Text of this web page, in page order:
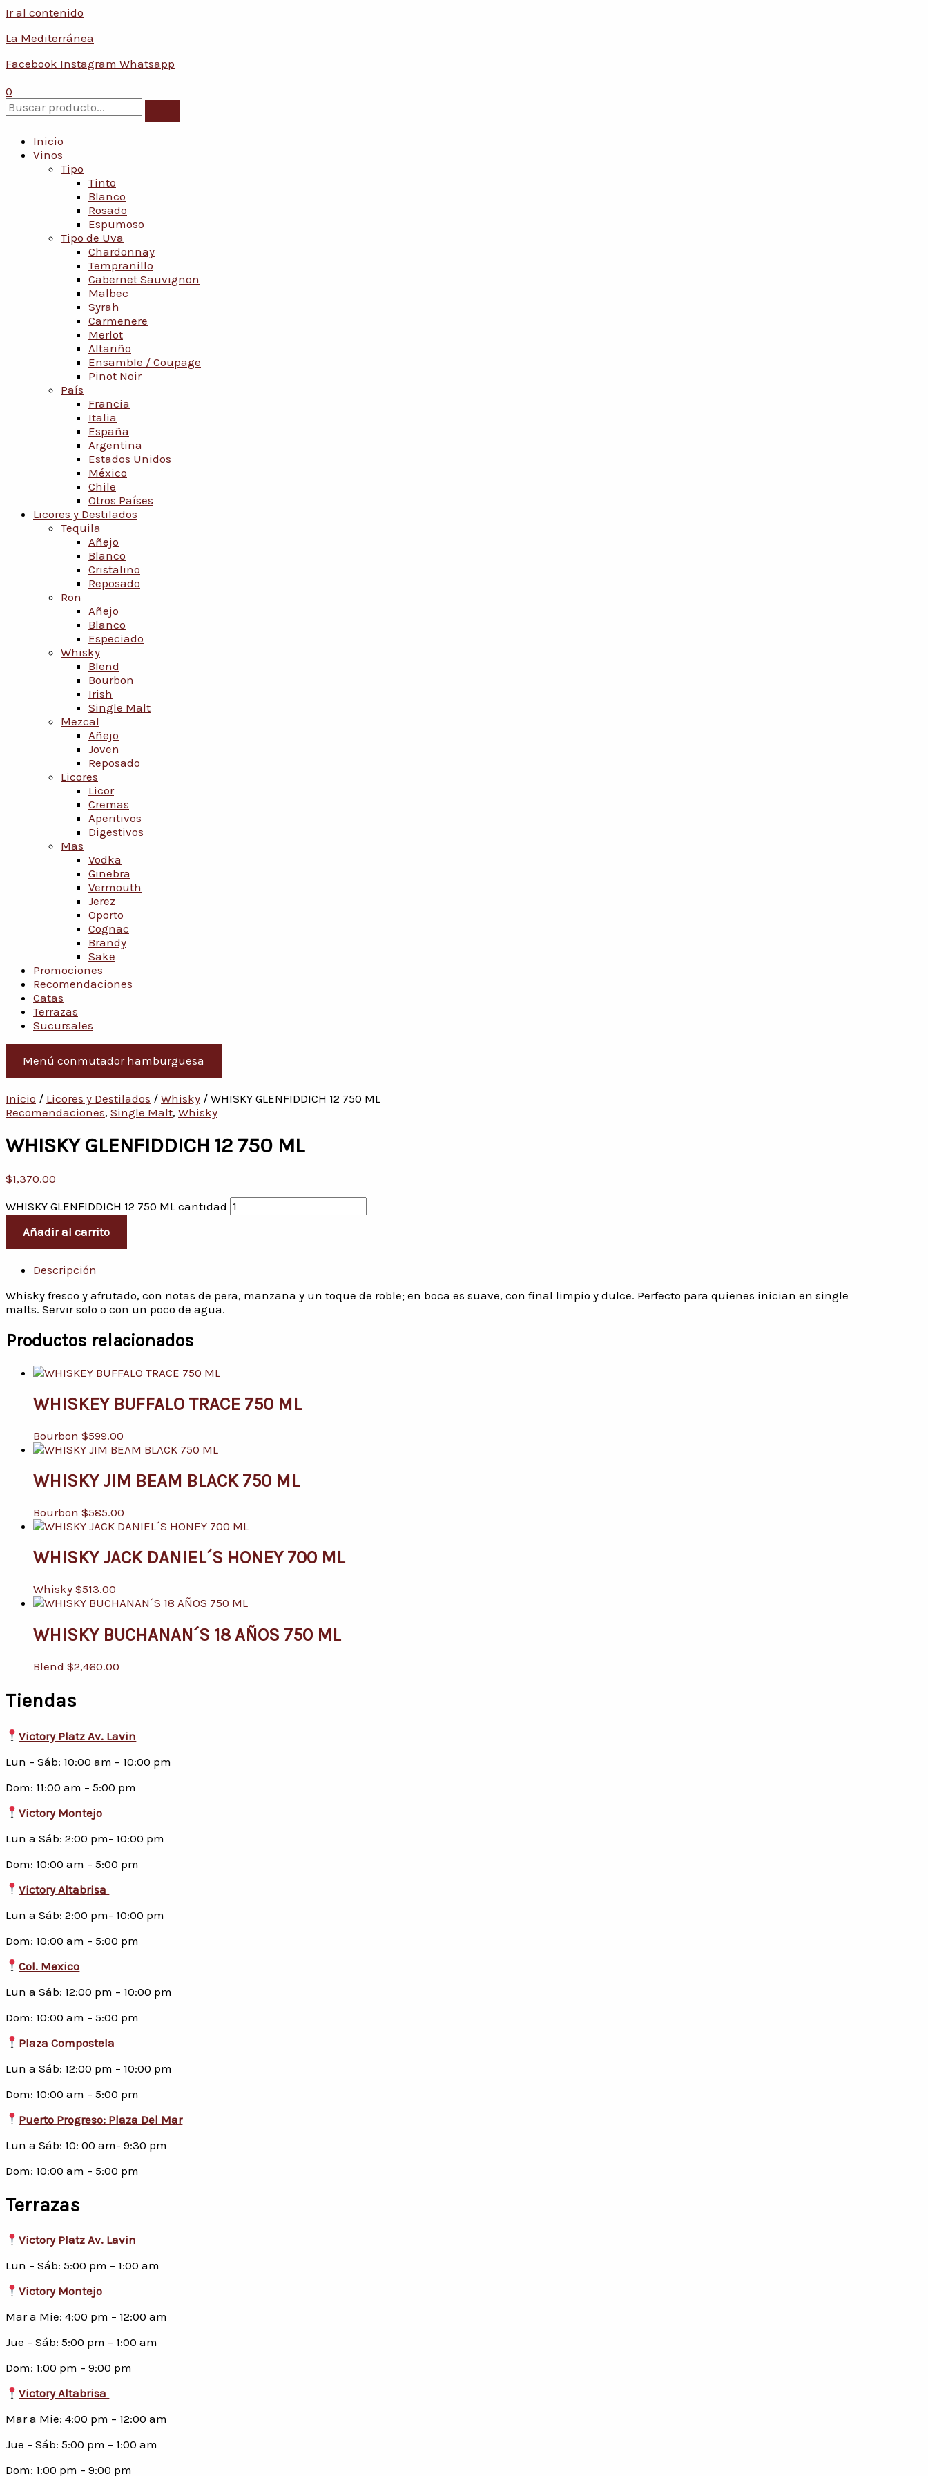
Ir al contenido
La Mediterránea
Facebook Instagram Whatsapp
0
Inicio
Vinos
Tipo
Tinto
Blanco
Rosado
Espumoso
Tipo de Uva
Chardonnay
Tempranillo
Cabernet Sauvignon
Malbec
Syrah
Carmenere
Merlot
Altariño
Ensamble / Coupage
Pinot Noir
País
Francia
Italia
España
Argentina
Estados Unidos
México
Chile
Otros Países
Licores y Destilados
Tequila
Añejo
Blanco
Cristalino
Reposado
Ron
Añejo
Blanco
Especiado
Whisky
Blend
Bourbon
Irish
Single Malt
Mezcal
Añejo
Joven
Reposado
Licores
Licor
Cremas
Aperitivos
Digestivos
Mas
Vodka
Ginebra
Vermouth
Jerez
Oporto
Cognac
Brandy
Sake
Promociones
Recomendaciones
Catas
Terrazas
Sucursales
Menú conmutador hamburguesa
Inicio / Licores y Destilados / Whisky / WHISKY GLENFIDDICH 12 750 ML
Recomendaciones, Single Malt, Whisky
WHISKY GLENFIDDICH 12 750 ML
$1,370.00
WHISKY GLENFIDDICH 12 750 ML cantidad
Añadir al carrito
Descripción
Whisky fresco y afrutado, con notas de pera, manzana y un toque de roble; en boca es suave, con final limpio y dulce. Perfecto para quienes inician en single
malts. Servir solo o con un poco de agua.
Productos relacionados
WHISKEY BUFFALO TRACE 750 ML
Bourbon $599.00
WHISKY JIM BEAM BLACK 750 ML
Bourbon $585.00
WHISKY JACK DANIEL´S HONEY 700 ML
Whisky $513.00
WHISKY BUCHANAN´S 18 AÑOS 750 ML
Blend $2,460.00
Tiendas
Victory Platz Av. Lavin
Lun – Sáb: 10:00 am – 10:00 pm
Dom: 11:00 am – 5:00 pm
Victory Montejo
Lun a Sáb: 2:00 pm- 10:00 pm
Dom: 10:00 am – 5:00 pm
Victory Altabrisa
Lun a Sáb: 2:00 pm- 10:00 pm
Dom: 10:00 am – 5:00 pm
Col. Mexico
Lun a Sáb: 12:00 pm – 10:00 pm
Dom: 10:00 am – 5:00 pm
Plaza Compostela
Lun a Sáb: 12:00 pm – 10:00 pm
Dom: 10:00 am – 5:00 pm
Puerto Progreso: Plaza Del Mar
Lun a Sáb: 10: 00 am- 9:30 pm
Dom: 10:00 am – 5:00 pm
Terrazas
Victory Platz Av. Lavin
Lun – Sáb: 5:00 pm – 1:00 am
Victory Montejo
Mar a Mie: 4:00 pm – 12:00 am
Jue – Sáb: 5:00 pm – 1:00 am
Dom: 1:00 pm – 9:00 pm
Victory Altabrisa
Mar a Mie: 4:00 pm – 12:00 am
Jue – Sáb: 5:00 pm – 1:00 am
Dom: 1:00 pm – 9:00 pm